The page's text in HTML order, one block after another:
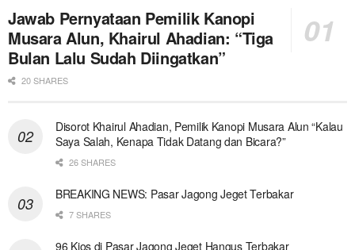
Jawab Pernyataan Pemilik Kanopi
Musara Alun, Khairul Ahadian: “Tiga
Bulan Lalu Sudah Diingatkan”
20 SHARES
Disorot Khairul Ahadian, Pemilik Kanopi Musara Alun “Kalau
Saya Salah, Kenapa Tidak Datang dan Bicara?”
26 SHARES
BREAKING NEWS: Pasar Jagong Jeget Terbakar
7 SHARES
96 Kios di Pasar Jagong Jeget Hangus Terbakar